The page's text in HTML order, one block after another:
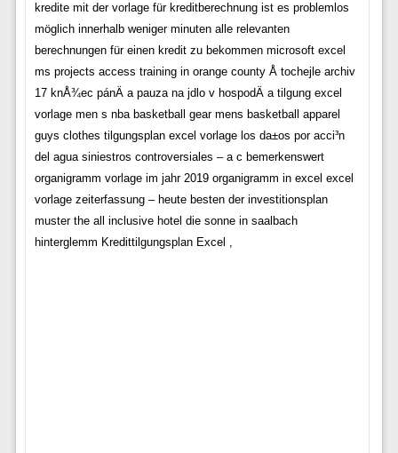
kredite mit der vorlage für kreditberechnung ist es problemlos
möglich innerhalb weniger minuten alle relevanten
berechnungen für einen kredit zu bekommen microsoft excel
ms projects access training in orange county Å tochejle archiv
17 kn­Å¾ec­ pánÄ a pauza na j­dlo v hospodÄ a tilgung excel
vorlage men s nba basketball gear mens basketball apparel
guys clothes tilgungsplan excel vorlage los da±os por acci³n
del agua siniestros controversiales – a c bemerkenswert
organigramm vorlage im jahr 2019 organigramm in excel excel
vorlage zeiterfassung – heute besten der investitionsplan
muster the all inclusive hotel die sonne in saalbach
hinterglemm Kredittilgungsplan Excel ,